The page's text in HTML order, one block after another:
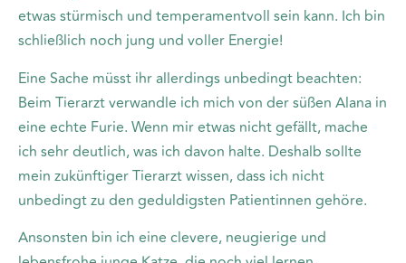
etwas stürmisch und temperamentvoll sein kann. Ich bin
schließlich noch jung und voller Energie!
Eine Sache müsst ihr allerdings unbedingt beachten:
Beim Tierarzt verwandle ich mich von der süßen Alana in
eine echte Furie. Wenn mir etwas nicht gefällt, mache
ich sehr deutlich, was ich davon halte. Deshalb sollte
mein zukünftiger Tierarzt wissen, dass ich nicht
unbedingt zu den geduldigsten Patientinnen gehöre.
Ansonsten bin ich eine clevere, neugierige und